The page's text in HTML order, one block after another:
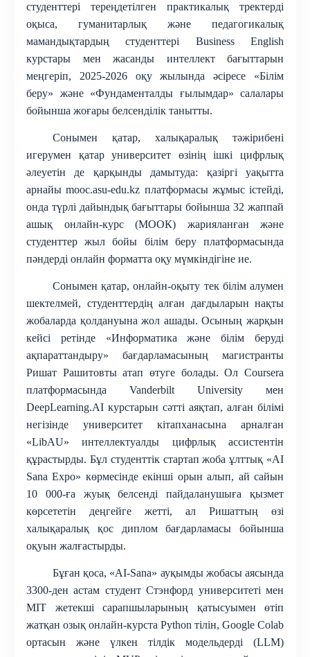
студенттері тереңдетілген практикалық тректерді
оқыса, гуманитарлық және педагогикалық
мамандықтардың студенттері Business English
курстары мен жасанды интеллект бағыттарын
меңгеріп, 2025-2026 оқу жылында әсіресе «Білім
беру» және «Фундаменталды ғылымдар» салалары
бойынша жоғары белсенділік танытты.
Сонымен қатар, халықаралық тәжірибені
игерумен қатар университет өзінің ішкі цифрлық
әлеуетін де қарқынды дамытуда: қазіргі уақытта
арнайы mooc.asu-edu.kz платформасы жұмыс істейді,
онда түрлі дайындық бағыттары бойынша 32 жаппай
ашық онлайн-курс (МООК) жарияланған және
студенттер жыл бойы білім беру платформасында
пәндерді онлайн форматта оқу мүмкіндігіне ие.
Сонымен қатар, онлайн-оқыту тек білім алумен
шектелмей, студенттердің алған дағдыларын нақты
жобаларда қолдануына жол ашады. Осының жарқын
кейсі ретінде «Информатика және білім беруді
ақпараттандыру» бағдарламасының магистранты
Ришат Рашитовты атап өтуге болады. Ол Coursera
платформасында Vanderbilt University мен
DeepLearning.AI курстарын сәтті аяқтап, алған білімі
негізінде университет кітапханасына арналған
«LibAU» интеллектуалды цифрлық ассистентін
құрастырды. Бұл студенттік стартап жоба ұлттық «AI
Sana Expo» көрмесінде екінші орын алып, ай сайын
10 000-ға жуық белсенді пайдаланушыға қызмет
көрсететін деңгейге жетті, ал Ришаттың өзі
халықаралық қос диплом бағдарламасы бойынша
оқуын жалғастырды.
Бұған қоса, «AI-Sana» ауқымды жобасы аясында
3300-ден астам студент Стэнфорд университеті мен
MIT жетекші сарапшыларының қатысуымен өтіп
жатқан озық онлайн-курста Python тілін, Google Colab
ортасын және үлкен тілдік модельдерді (LLM)